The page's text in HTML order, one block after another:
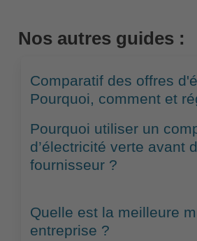
Nos autres guides :
Comparatif des offres
Pourquoi, comment et
Pourquoi utiliser un
d’électricité verte avant
fournisseur ?
Quelle est la meilleure
entreprise ?